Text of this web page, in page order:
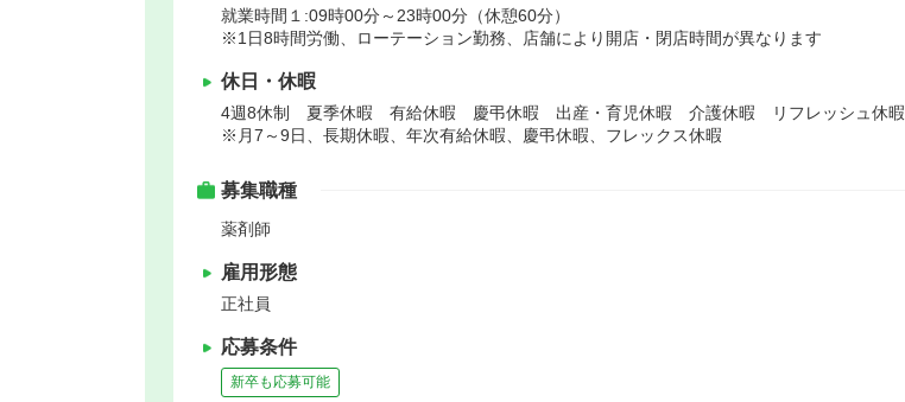
就業時間１:09時00分～23時00分（休憩60分）
※1日8時間労働、ローテーション勤務、店舗により開店・閉店時間が異なります
休日・休暇
4週8休制 夏季休暇 有給休暇 慶弔休暇 出産・育児休暇 介護休暇 リフレッシュ休暇
※月7～9日、長期休暇、年次有給休暇、慶弔休暇、フレックス休暇
募集職種
薬剤師
雇用形態
正社員
応募条件
新卒も応募可能